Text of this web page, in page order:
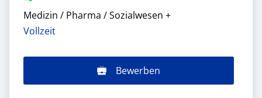
Medizin / Pharma / Sozialwesen +
Vollzeit
Bewerben